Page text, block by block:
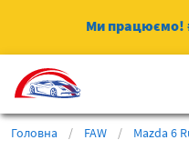
Ми працюємо!
Головна / FAW / Mazda 6